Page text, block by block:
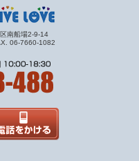
南船場2-9-14
06-7660-1082